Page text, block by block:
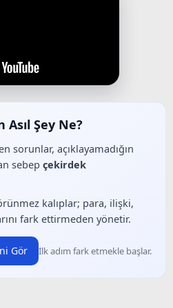
Asıl Şey Ne?
sorunlar, açıklayamadığın
sebep çekirdek
kalıplar; para, ilişki,
fark ettirmeden yönetir.
Gör İlk adım fark etmekle başlar.